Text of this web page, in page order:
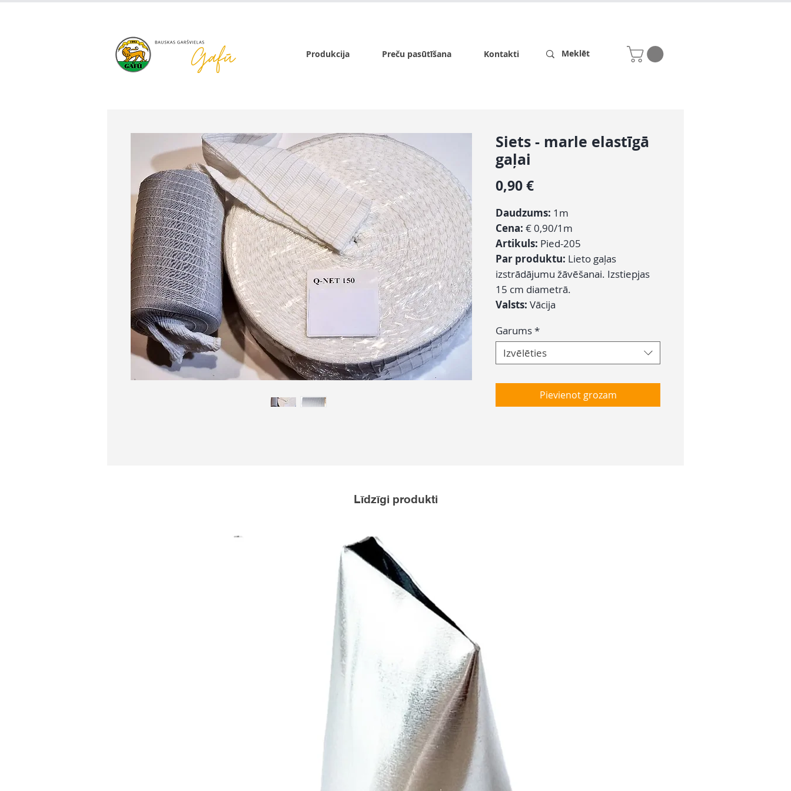
Produkcija Preču pasūtīšana Kontakti
Siets - marle elastīgā
gaļai
0,90 €Cena
Daudzums: 1m
Cena: € 0,90/1m
Artikuls: Pied-205
Par produktu: Lieto gaļas
izstrādājumu žāvēšanai. Izstiepjas
15 cm diametrā.
Valsts: Vācija
Garums*
Izvēlēties
Pievienot grozam
Līdzīgi produkti